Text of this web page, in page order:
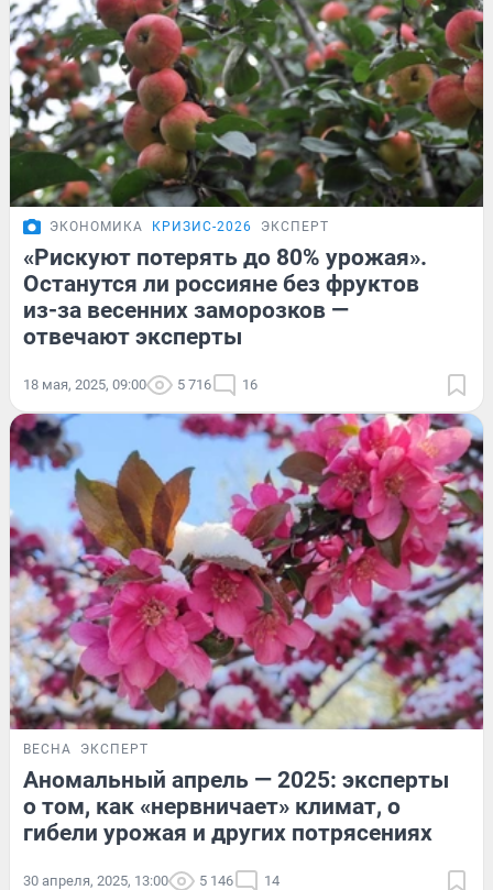
ЭКОНОМИКА КРИЗИС-2026 ЭКСПЕРТ
«Рискуют потерять до 80% урожая».
Останутся ли россияне без фруктов
из-за весенних заморозков —
отвечают эксперты
18 мая, 2025, 09:00 5 716 16
ВЕСНА ЭКСПЕРТ
Аномальный апрель — 2025: эксперты
о том, как «нервничает» климат, о
гибели урожая и других потрясениях
30 апреля, 2025, 13:00 5 146 14